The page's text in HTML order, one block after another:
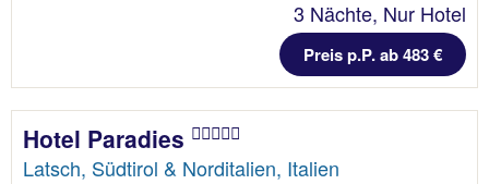
3 Nächte, Nur Hotel
Preis p.P. ab 483 €
Hotel Paradies
Latsch, Südtirol & Norditalien, Italien